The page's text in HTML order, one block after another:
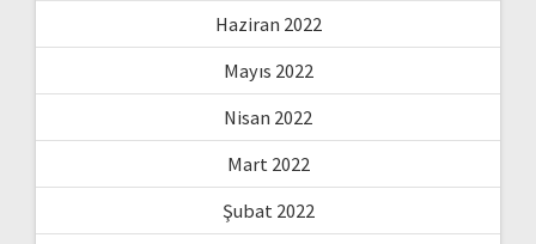
Haziran 2022
Mayıs 2022
Nisan 2022
Mart 2022
Şubat 2022